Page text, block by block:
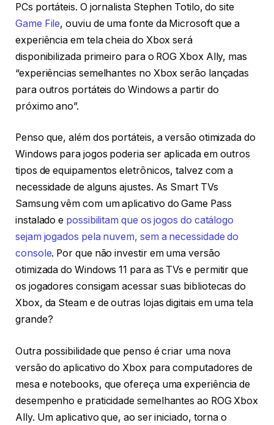
PCs portáteis. O jornalista Stephen Totilo, do site
Game File, ouviu de uma fonte da Microsoft que a
experiência em tela cheia do Xbox será
disponibilizada primeiro para o ROG Xbox Ally, mas
“experiências semelhantes no Xbox serão lançadas
para outros portáteis do Windows a partir do
próximo ano”.
Penso que, além dos portáteis, a versão otimizada do
Windows para jogos poderia ser aplicada em outros
tipos de equipamentos eletrônicos, talvez com a
necessidade de alguns ajustes. As Smart TVs
Samsung vêm com um aplicativo do Game Pass
instalado e possibilitam que os jogos do catálogo
sejam jogados pela nuvem, sem a necessidade do
console. Por que não investir em uma versão
otimizada do Windows 11 para as TVs e permitir que
os jogadores consigam acessar suas bibliotecas do
Xbox, da Steam e de outras lojas digitais em uma tela
grande?
Outra possibilidade que penso é criar uma nova
versão do aplicativo do Xbox para computadores de
mesa e notebooks, que ofereça uma experiência de
desempenho e praticidade semelhantes ao ROG Xbox
Ally. Um aplicativo que, ao ser iniciado, torna o